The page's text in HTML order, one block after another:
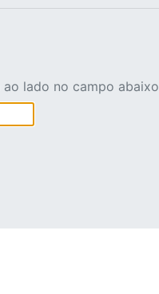
lado no campo abaixo